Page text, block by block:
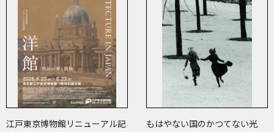
江戸東京博物館リニューアル記
もはやない国のかつてない光